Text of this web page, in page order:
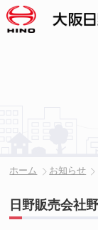
ホーム お知らせ
日野販売会社